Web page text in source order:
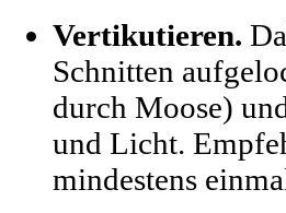
Vertikutieren.
Schnitten
durch Moose)
und Licht.
mindestens